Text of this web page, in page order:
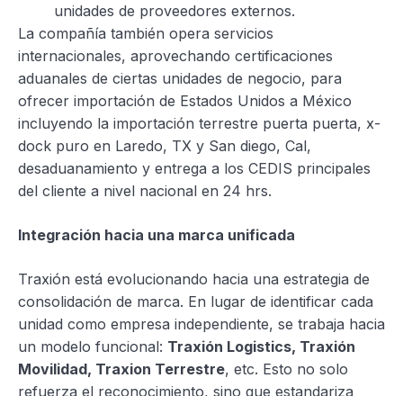
unidades de proveedores externos.
La compañía también opera servicios
internacionales, aprovechando certificaciones
aduanales de ciertas unidades de negocio, para
ofrecer importación de Estados Unidos a México
incluyendo la importación terrestre puerta puerta, x-
dock puro en Laredo, TX y San diego, Cal,
desaduanamiento y entrega a los CEDIS principales
del cliente a nivel nacional en 24 hrs.
Integración hacia una marca unificada
Traxión está evolucionando hacia una estrategia de
consolidación de marca. En lugar de identificar cada
unidad como empresa independiente, se trabaja hacia
un modelo funcional: Traxión Logistics, Traxión
Movilidad, Traxion Terrestre, etc. Esto no solo
refuerza el reconocimiento, sino que estandariza